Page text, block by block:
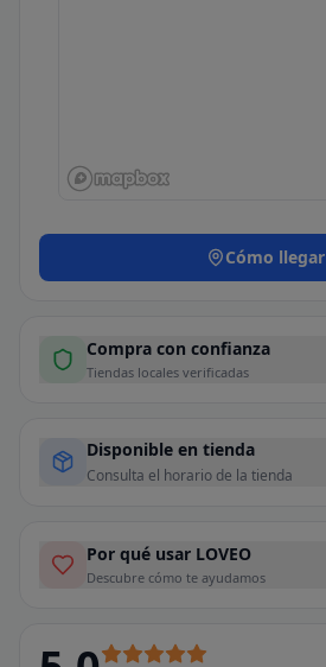
Cómo llegar
Compra con confianza
Tiendas locales verificadas
Disponible en tienda
Consulta el horario de la tienda
Por qué usar LOVEO
Descubre cómo te ayudamos